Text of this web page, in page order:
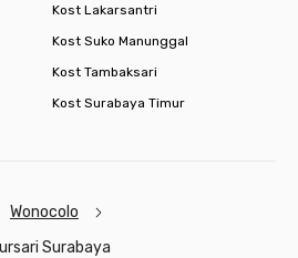
Kost Lakarsantri
Kost Suko Manunggal
Kost Tambaksari
Kost Surabaya Timur
Wonocolo
Surabaya